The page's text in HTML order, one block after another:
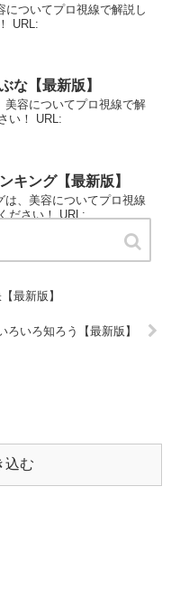
についてプロ視線で解説し
URL:
な【最新版】
美容についてプロ視線で解
い！ URL:
キング【最新版】
、美容についてプロ視線
ださい！ URL:
最新版】
ろいろ知ろう【最新版】
込む